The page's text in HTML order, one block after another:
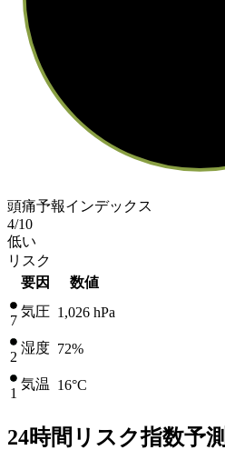
頭痛予報インデックス
4/10
低い
リスク
要因
数値
7
気圧 1,026 hPa
2
湿度 72%
1
気温 16°C
24時間リスク指数予測